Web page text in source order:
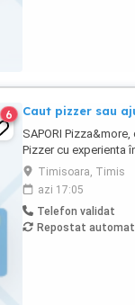
6 Caut pizzer sau
SAPORI
Pizzer cu experienta
de pizzer cu
despre program și
interviu. Asteptam
pe
Timisoara, Timis
azi 17:05
Telefon validat
Repostat automat